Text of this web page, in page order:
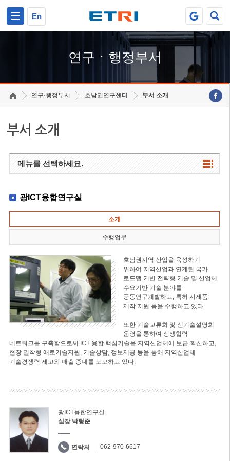
En
연구ㆍ행정부서
연구·행정부서 호남권연구센터 부서 소개
부서 소개
메뉴를 선택하세요.
광ICT융합연구실
소개
수행업무
호남권지역 산업을 육성하기
위하여 지역산업과 연계된 국가
로드맵 기반 전략형 기술 및 산업체
수요기반 기술 분야를
공동연구개발하고, 특허 시제품
제작 지원 등을 수행하고 있다.
또한 기술교류회 및 신기술설명회
운영을 통하여 상생협력
네트워크를 구축함으로써 ICT 융합 핵심기술을 지역산업체에 보급 확산하고,
현장 밀착형 애로기술지원, 기술상담, 정보제공 등을 통해 지역산업체
기술경쟁력 제고와 매출 증대를 도모하고 있다.
광ICT융합연구실
실장 박형준
연락처 062-970-6617